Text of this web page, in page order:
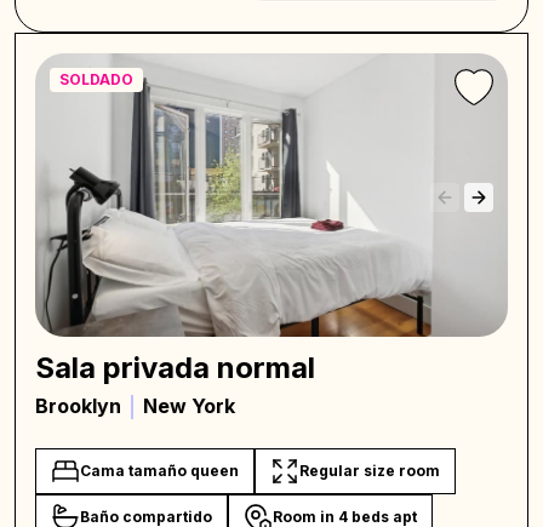
SOLDADO
Sala privada normal
Brooklyn New York
Cama tamaño queen Regular size room
Baño compartido Room in 4 beds apt